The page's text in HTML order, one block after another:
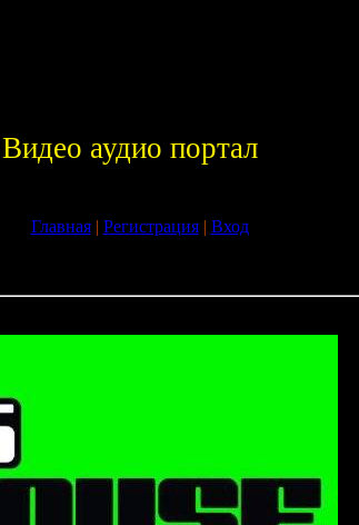
Видео аудио портал
Главная| Регистрация| Вход